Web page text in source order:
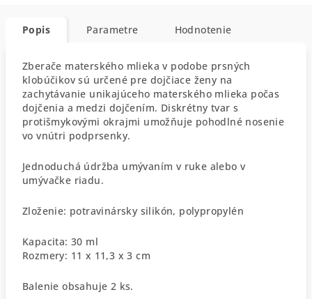
Popis Parametre Hodnotenie
Zberače materského mlieka v podobe prsných
klobúčikov sú určené pre dojčiace ženy na
zachytávanie unikajúceho materského mlieka počas
dojčenia a medzi dojčením. Diskrétny tvar s
protišmykovými okrajmi umožňuje pohodlné nosenie
vo vnútri podprsenky.
Jednoduchá údržba umývaním v ruke alebo v
umývačke riadu.
Zloženie: potravinársky silikón, polypropylén
Kapacita: 30 ml
Rozmery: 11 x 11,3 x 3 cm
Balenie obsahuje 2 ks.